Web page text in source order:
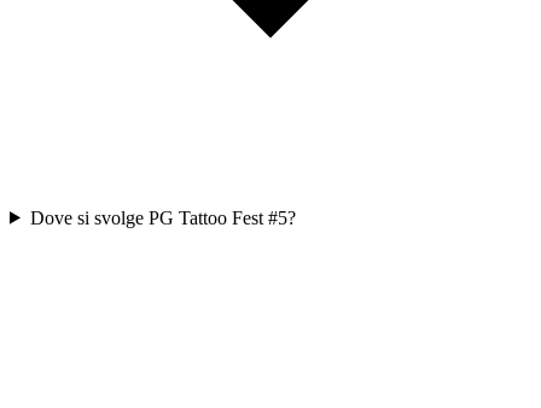
Dove si svolge PG Tattoo Fest #5?